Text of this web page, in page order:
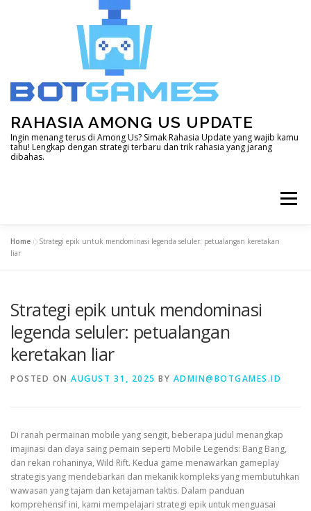
RAHASIA AMONG US UPDATE
Ingin menang terus di Among Us? Simak Rahasia Update yang wajib kamu
tahu! Lengkap dengan strategi terbaru dan trik rahasia yang jarang
dibahas.
Menu
LAIN – LAIN MINECRAFT MOBILE LEGEND
VALORANT
Home »Strategi epik untuk mendominasi legenda seluler: petualangan keretakan
liar
Strategi epik untuk mendominasi
legenda seluler: petualangan
keretakan liar
POSTED ON AUGUST 31, 2025 BY ADMIN@BOTGAMES.ID
Di ranah permainan mobile yang sengit, beberapa judul menangkap
imajinasi dan daya saing pemain seperti Mobile Legends: Bang Bang,
dan rekan rohaninya, Wild Rift. Kedua game menawarkan gameplay
strategis yang mendebarkan dan mekanik kompleks yang membutuhkan
wawasan yang tajam dan ketajaman taktis. Dalam panduan
komprehensif ini, kami mempelajari strategi epik untuk menguasai